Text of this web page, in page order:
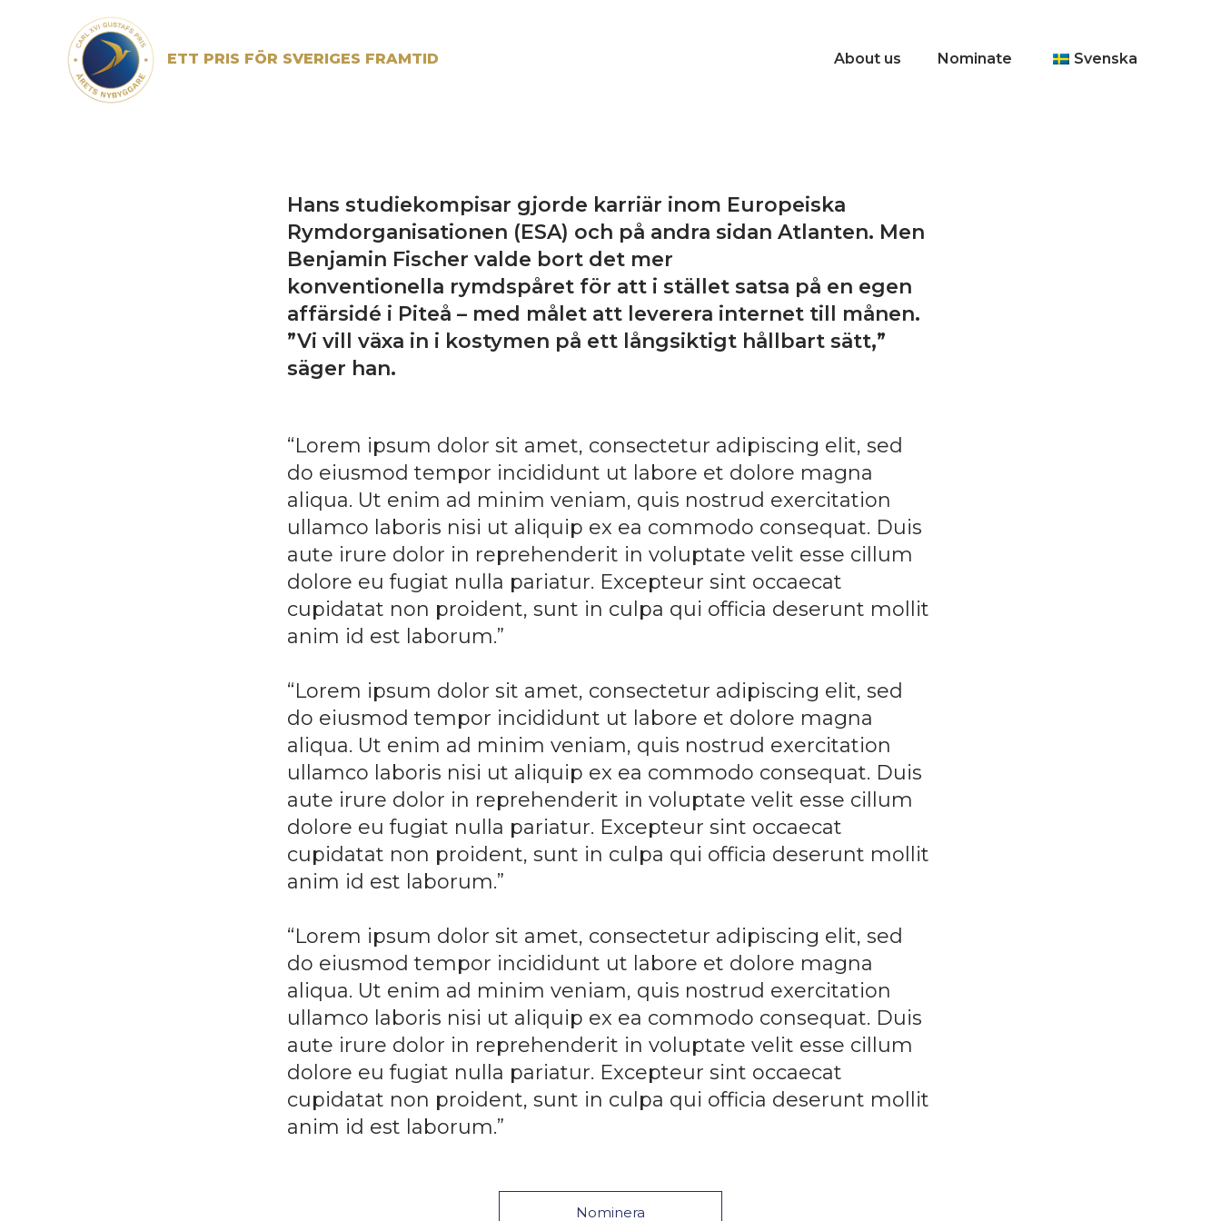
ETT PRIS FÖR SVERIGES FRAMTID About us Nominate Svenska
Hans studiekompisar gjorde karriär inom Europeiska
Rymdorganisationen (ESA) och på andra sidan Atlanten. Men
Benjamin Fischer valde bort det mer
konventionella rymdspåret för att i stället satsa på en egen
affärsidé i Piteå – med målet att leverera internet till månen.
”Vi vill växa in i kostymen på ett långsiktigt hållbart sätt,”
säger han.
“Lorem ipsum dolor sit amet, consectetur adipiscing elit, sed
do eiusmod tempor incididunt ut labore et dolore magna
aliqua. Ut enim ad minim veniam, quis nostrud exercitation
ullamco laboris nisi ut aliquip ex ea commodo consequat. Duis
aute irure dolor in reprehenderit in voluptate velit esse cillum
dolore eu fugiat nulla pariatur. Excepteur sint occaecat
cupidatat non proident, sunt in culpa qui officia deserunt mollit
anim id est laborum.”
“Lorem ipsum dolor sit amet, consectetur adipiscing elit, sed
do eiusmod tempor incididunt ut labore et dolore magna
aliqua. Ut enim ad minim veniam, quis nostrud exercitation
ullamco laboris nisi ut aliquip ex ea commodo consequat. Duis
aute irure dolor in reprehenderit in voluptate velit esse cillum
dolore eu fugiat nulla pariatur. Excepteur sint occaecat
cupidatat non proident, sunt in culpa qui officia deserunt mollit
anim id est laborum.”
“Lorem ipsum dolor sit amet, consectetur adipiscing elit, sed
do eiusmod tempor incididunt ut labore et dolore magna
aliqua. Ut enim ad minim veniam, quis nostrud exercitation
ullamco laboris nisi ut aliquip ex ea commodo consequat. Duis
aute irure dolor in reprehenderit in voluptate velit esse cillum
dolore eu fugiat nulla pariatur. Excepteur sint occaecat
cupidatat non proident, sunt in culpa qui officia deserunt mollit
anim id est laborum.”
Nominera